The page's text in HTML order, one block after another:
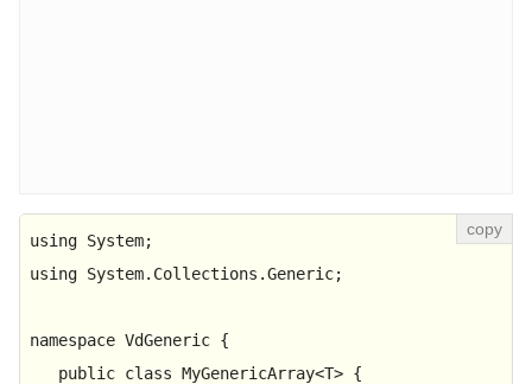
using
using System.Collections.Generic;
namespace VdGeneric {
public class MyGenericArray<T> {